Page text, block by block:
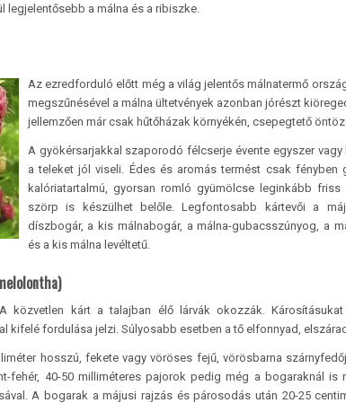
a málna és a ribiszke.
Az ezredforduló előtt még a világ jelentős málnatermő
megszűnésével a málna ültetvények azonban jórészt
jellemzően már csak hűtőházak környékén, csepegtető
A gyökérsarjakkal szaporodó félcserje évente egyszer vagy
a teleket jól viseli. Édes és aromás termést csak fényben
kalóriatartalmú, gyorsan romló gyümölcse leginkább
szörp is készülhet belőle. Legfontosabb kártevői a
díszbogár, a kis málnabogár, a málna-gubacsszúnyog, a
és a kis málna levéltetű.
közvetlen kárt a talajban élő lárvák okozzák.
kifelé fordulása jelzi. Súlyosabb esetben a tő elfonnyad, elszárad.
hosszú, fekete vagy vöröses fejű, vörösbarna
fehér, 40-50 milliméteres pajorok pedig még a bogaraknál is
A bogarak a májusi rajzás és párosodás után 20-25